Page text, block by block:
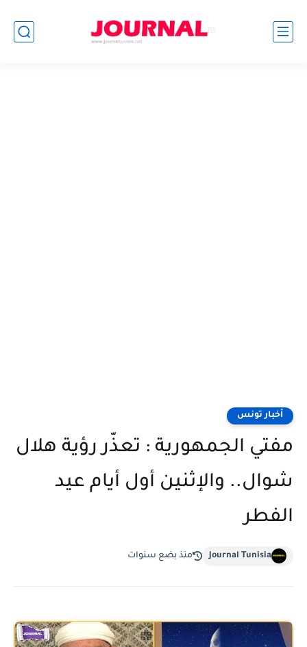
أخبار تونس
مفتي الجمهورية : تعذّر رؤية هلال
شوال.. والإثنين أول أيام عيد
الفطر
Journal Tunisia منذ بضع سنوات